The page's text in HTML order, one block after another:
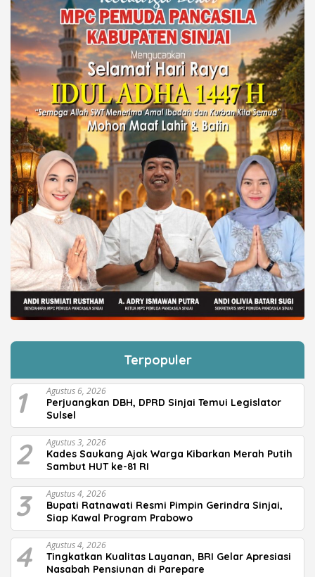
Terpopuler
1 Agustus 6, 2026
Perjuangkan DBH, DPRD Sinjai Temui Legislator
Sulsel
2 Agustus 3, 2026
Kades Saukang Ajak Warga Kibarkan Merah Putih
Sambut HUT ke-81 RI
3 Agustus 4, 2026
Bupati Ratnawati Resmi Pimpin Gerindra Sinjai,
Siap Kawal Program Prabowo
4 Agustus 4, 2026
Tingkatkan Kualitas Layanan, BRI Gelar Apresiasi
Nasabah Pensiunan di Parepare